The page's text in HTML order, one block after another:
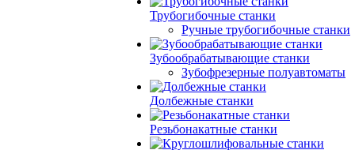
Трубогибочные станки
Ручные трубогибочные станки
Зубообрабатывающие станки
Зубофрезерные полуавтоматы
Долбежные станки
Резьбонакатные станки